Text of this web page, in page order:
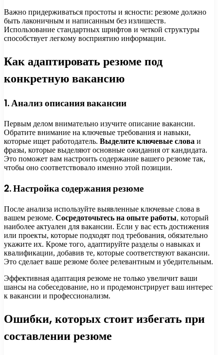
Важно придерживаться простоты и ясности: резюме должно
быть лаконичным и написанным без излишеств.
Использование стандартных шрифтов и четкой структуры
способствует легкому восприятию информации.
Как адаптировать резюме под
конкретную вакансию
1. Анализ описания вакансии
Первым делом внимательно изучите описание вакансии.
Обратите внимание на ключевые требования и навыки,
которые ищет работодатель. Выделите ключевые слова и
фразы, которые выделяют основные ожидания от кандидата.
Это поможет вам настроить содержание вашего резюме так,
чтобы оно соответствовало именно этой позиции.
2. Настройка содержания резюме
После анализа используйте выявленные ключевые слова в
вашем резюме. Сосредоточьтесь на опыте работы, который
наиболее актуален для вакансии. Если у вас есть достижения
или проекты, которые подходят под требования, обязательно
укажите их. Кроме того, адаптируйте разделы о навыках и
квалификации, добавив те, которые соответствуют вакансии.
Это сделает ваше резюме более релевантным и убедительным.
Эффективная адаптация резюме не только увеличит ваши
шансы на собеседование, но и продемонстрирует ваш интерес
к вакансии и профессионализм.
Ошибки, которых стоит избегать при
составлении резюме